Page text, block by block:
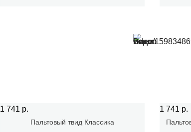
1 741 р.
Пальтовый твид Классика
1 741 р.